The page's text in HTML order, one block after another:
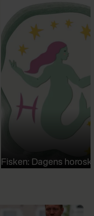
Fisken: Dagens